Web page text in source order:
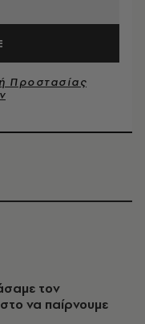
τον
να παίρνουμε
Προστασίας